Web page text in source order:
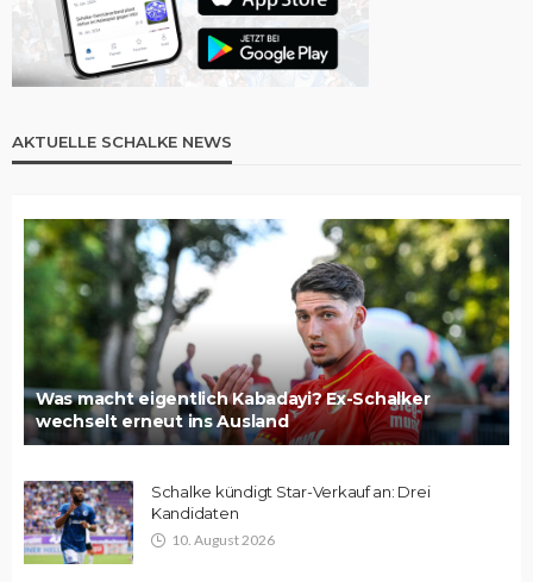
AKTUELLE SCHALKE NEWS
Was macht eigentlich Kabadayi? Ex-Schalker
wechselt erneut ins Ausland
Schalke kündigt Star-Verkauf an: Drei
Kandidaten
10. August 2026